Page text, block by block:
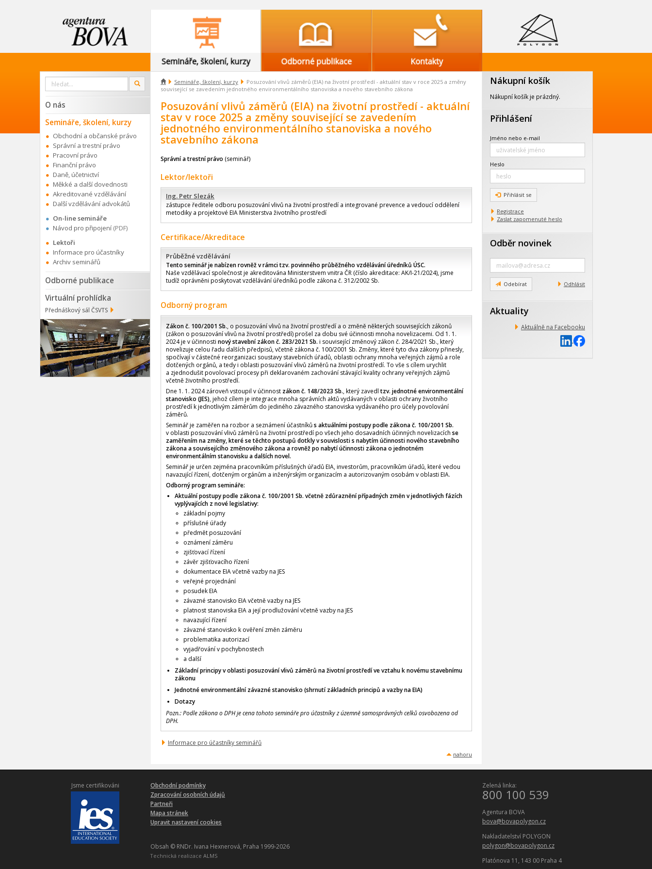
 Semináře, školení, kurzy
Posuzování vlivů záměrů (EIA) na životní prostředí - aktuální stav v roce 2025 a změny
související se zavedením jednotného environmentálního stanoviska a nového stavebního zákona
Posuzování vlivů záměrů (EIA) na životní prostředí - aktuální
stav v roce 2025 a změny související se zavedením
jednotného environmentálního stanoviska a nového
stavebního zákona
Správní a trestní právo (seminář)
Lektor/lektoři
Ing. Petr Slezák
zástupce ředitele odboru posuzování vlivů na životní prostředí a integrované prevence a vedoucí oddělení
metodiky a projektové EIA Ministerstva životního prostředí
Certifikace/Akreditace
Průběžné vzdělávání
Tento seminář je nabízen rovněž v rámci tzv. povinného průběžného vzdělávání úředníků ÚSC.
Naše vzdělávací společnost je akreditována Ministerstvem vnitra ČR (číslo akreditace: AK/I-21/2024), jsme
tudíž oprávněni poskytovat vzdělávání úředníků podle zákona č. 312/2002 Sb.
Odborný program
Zákon č. 100/2001 Sb., o posuzování vlivů na životní prostředí a o změně některých souvisejících zákonů
(zákon o posuzování vlivů na životní prostředí) prošel za dobu své účinnosti mnoha novelizacemi. Od 1. 1.
2024 je v účinnosti nový stavební zákon č. 283/2021 Sb. i související změnový zákon č. 284/2021 Sb., který
novelizuje celou řadu dalších předpisů, včetně zákona č. 100/2001 Sb. Změny, které tyto dva zákony přinesly,
spočívají v částečné reorganizaci soustavy stavebních úřadů, oblasti ochrany mnoha veřejných zájmů a role
dotčených orgánů, a tedy i oblasti posuzování vlivů záměrů na životní prostředí. To vše s cílem urychlit
a zjednodušit povolovací procesy při deklarovaném zachování stávající kvality ochrany veřejných zájmů
včetně životního prostředí.
Dne 1. 1. 2024 zároveň vstoupil v účinnost zákon č. 148/2023 Sb., který zavedltzv. jednotné environmentální
stanovisko (JES), jehož cílem je integrace mnoha správních aktů vydávaných v oblasti ochrany životního
prostředí k jednotlivým záměrům do jediného závazného stanoviska vydávaného pro účely povolování
záměrů.
Seminář je zaměřen na rozbor a seznámení účastníkůs aktuálními postupy podle zákona č. 100/2001 Sb.
v oblasti posuzování vlivů záměrů na životní prostředí po všech jeho dosavadních účinných novelizacích se
zaměřením na změny, které se těchto postupů dotkly v souvislosti s nabytím účinnosti nového stavebního
zákona a souvisejícího změnového zákona a rovněž po nabytí účinnosti zákona o jednotném
environmentálním stanovisku a dalších novel.
Seminář je určen zejména pracovníkům příslušných úřadů EIA, investorům, pracovníkům úřadů, které vedou
navazující řízení, dotčeným orgánům a inženýrským organizacím a autorizovaným osobám v oblasti EIA.
Odborný program semináře:
Aktuální postupy podle zákona č. 100/2001 Sb. včetně zdůraznění případných změn v jednotlivých fázích
vyplývajících z nové legislativy:
základní pojmy
příslušné úřady
předmět posuzování
oznámení záměru
zjišťovací řízení
závěr zjišťovacího řízení
dokumentace EIA včetně vazby na JES
veřejné projednání
posudek EIA
závazné stanovisko EIA včetně vazby na JES
platnost stanoviska EIA a její prodlužování včetně vazby na JES
navazující řízení
závazné stanovisko k ověření změn záměru
problematika autorizací
vyjadřování v pochybnostech
a další
Základní principy v oblasti posuzování vlivů záměrů na životní prostředí ve vztahu k novému stavebnímu
zákonu
Jednotné environmentální závazné stanovisko (shrnutí základních principů a vazby na EIA)
Dotazy
Pozn.: Podle zákona o DPH je cena tohoto semináře pro účastníky z územně samosprávných celků osvobozena od
DPH.
Informace pro účastníky seminářů
nahoru
Vyhledat
webu
OK
O nás
Semináře, školení, kurzy
Obchodní a občanské právo
Správní a trestní právo
Pracovní právo
Finanční právo
Daně, účetnictví
Měkké a další dovednosti
Akreditované vzdělávání
Další vzdělávání advokátů
On-line semináře
Návod pro připojení (PDF)
Lektoři
Informace pro účastníky
Archiv seminářů
Odborné publikace
Virtuální prohlídka
Přednáškový sál ČSVTS
Nákupní košík
Nákupní košík je prázdný.
Přihlášení
Jméno nebo e-mail
Heslo
Přihlásit se
Registrace
Zaslat zapomenuté heslo
Odběr novinek
Zadejte
mail
Odebírat Odhlásit
Aktuality
Aktuálně na Facebooku
Obchodní podmínky
Zpracování osobních údajů
Partneři
Mapa stránek
Upravit nastavení cookies
Obsah © RNDr. Ivana Hexnerová, Praha 1999-2026
Technická realizace ALMS
Jsme certifikováni Zelená linka:
800 100 539
Agentura BOVA
bova@bovapolygon.cz
Nakladatelství POLYGON
polygon@bovapolygon.cz
Platónova 11, 143 00 Praha 4